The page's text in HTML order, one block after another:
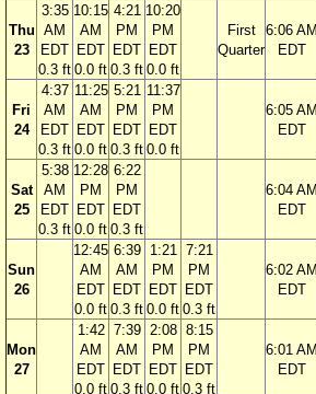
Thu
23
3:35
AM
EDT
0.3 ft
10:15
AM
EDT
0.0 ft
4:21
PM
EDT
0.3 ft
10:20
PM
EDT
0.0 ft
First
Quarter
6:06 AM
EDT
Fri
24
4:37
AM
EDT
0.3 ft
11:25
AM
EDT
0.0 ft
5:21
PM
EDT
0.3 ft
11:37
PM
EDT
0.0 ft
6:05 AM
EDT
Sat
25
5:38
AM
EDT
0.3 ft
12:28
PM
EDT
0.0 ft
6:22
PM
EDT
0.3 ft
6:04 AM
EDT
Sun
26
12:45
AM
EDT
0.0 ft
6:39
AM
EDT
0.3 ft
1:21
PM
EDT
0.0 ft
7:21
PM
EDT
0.3 ft
6:02 AM
EDT
Mon
27
1:42
AM
EDT
0.0 ft
7:39
AM
EDT
0.3 ft
2:08
PM
EDT
0.0 ft
8:15
PM
EDT
0.3 ft
6:01 AM
EDT